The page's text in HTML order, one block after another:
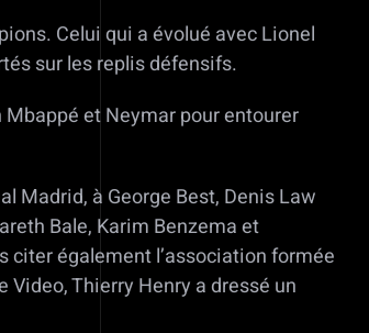
Celui qui a évolué avec Lionel
sur les replis défensifs.
et Neymar pour entourer
Madrid, à George Best, Denis Law
Bale, Karim Benzema et
citer également l’association formée
Video, Thierry Henry a dressé un